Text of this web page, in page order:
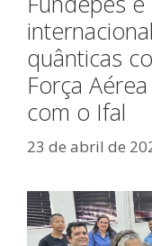
quânticas
Força
com o Ifal
23 de abril de